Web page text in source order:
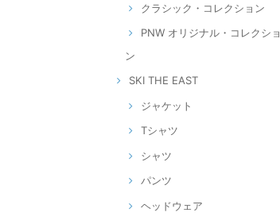
クラシック・コレクション
PNW オリジナル・コレクショ
ン
SKI THE EAST
ジャケット
Tシャツ
シャツ
パンツ
ヘッドウェア